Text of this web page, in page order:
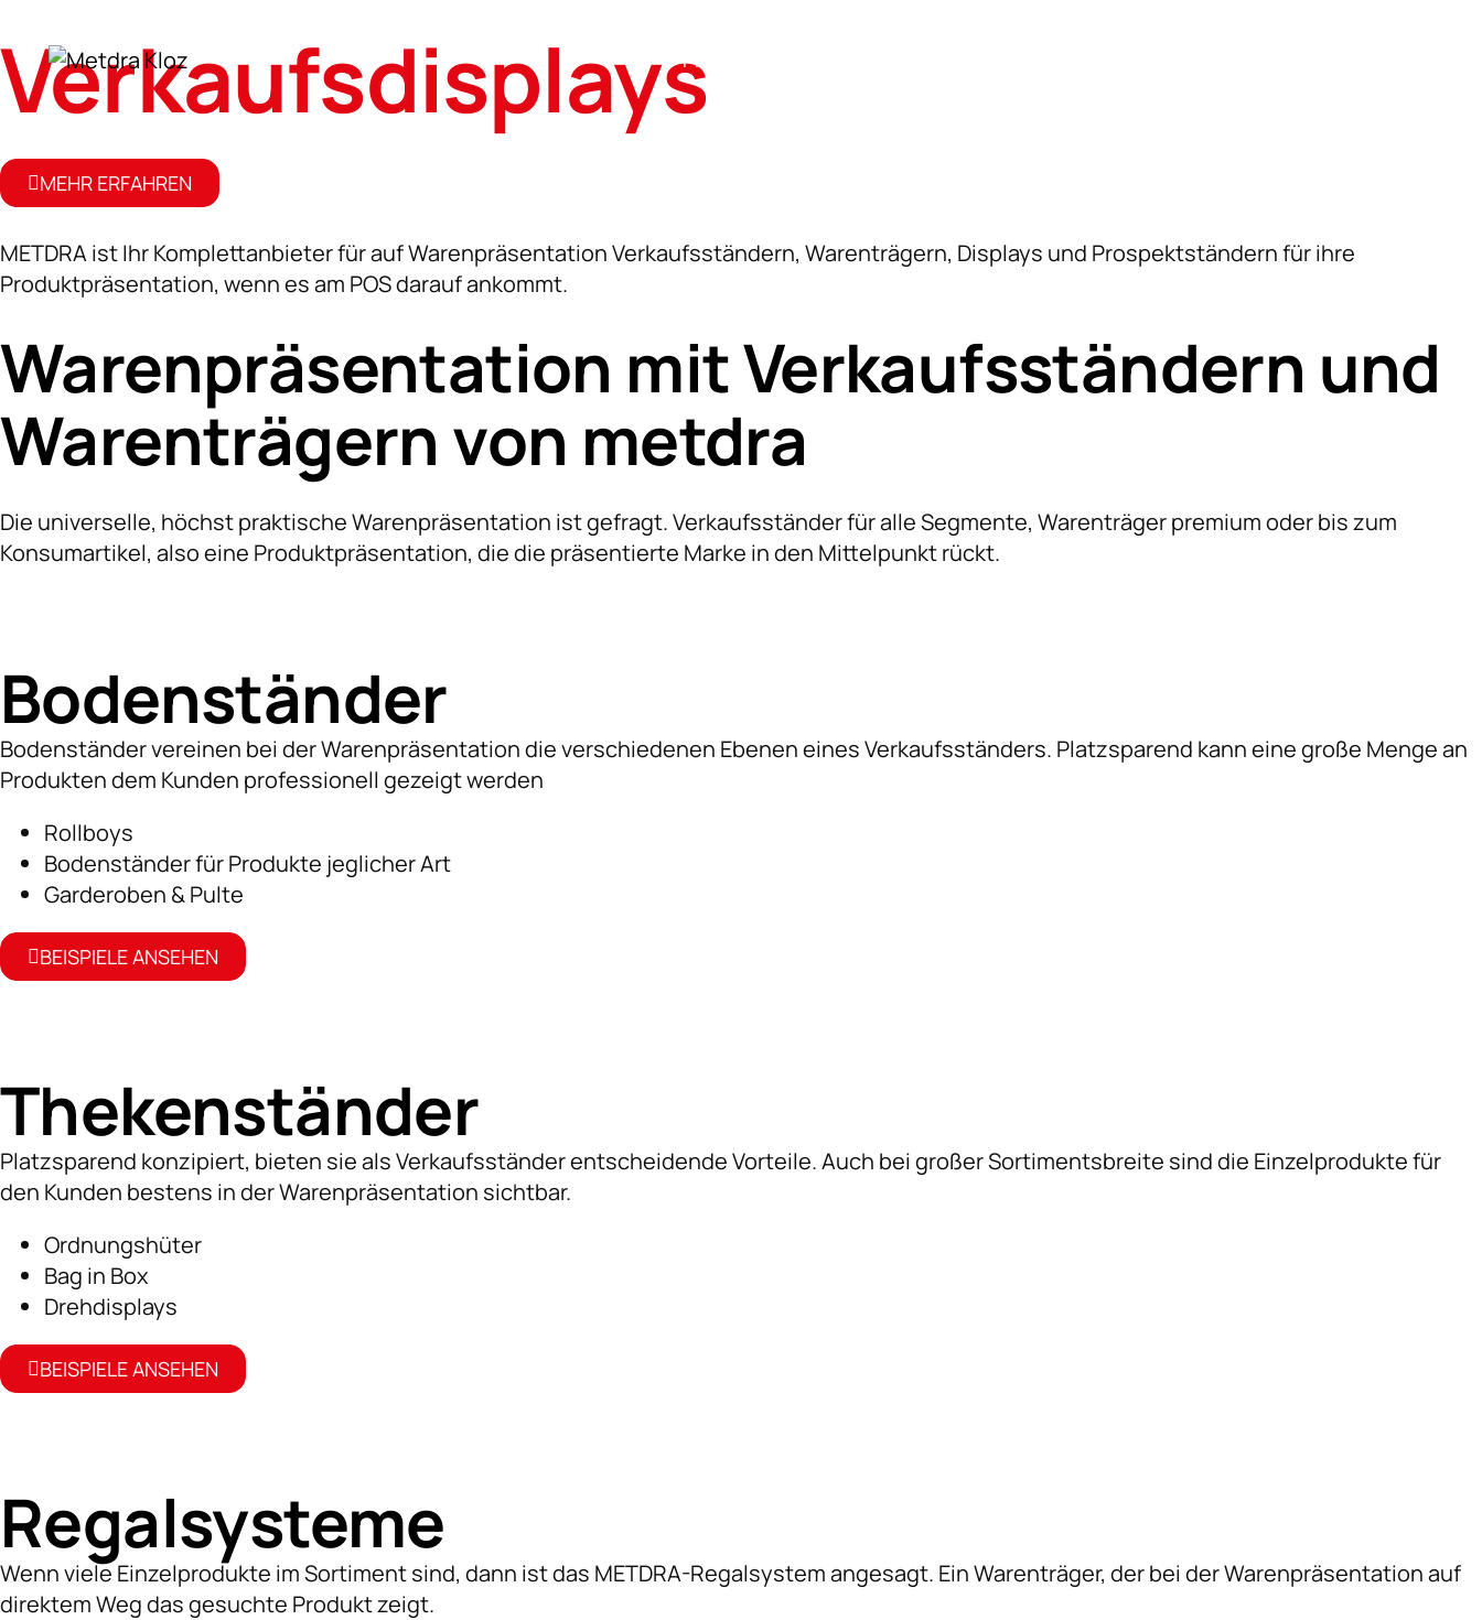
PRODUKTE
Reinigungskörbe & Transportkörbe
KLT-Einsätze
Poller
Regalsysteme
Wirbelsintern
Karriere
Zertifikate & Downloads
KLOZ-Gruppe
Verkaufsdisplays
MEHR ERFAHREN
METDRA ist Ihr Komplettanbieter für auf Warenpräsentation Verkaufsständern, Warenträgern, Displays und Prospektständern für ihre
Produktpräsentation, wenn es am POS darauf ankommt.
Warenpräsentation mit Verkaufsständern und
Warenträgern von metdra
Die universelle, höchst praktische Warenpräsentation ist gefragt. Verkaufsständer für alle Segmente, Warenträger premium oder bis zum
Konsumartikel, also eine Produktpräsentation, die die präsentierte Marke in den Mittelpunkt rückt.
Bodenständer
Bodenständer vereinen bei der Warenpräsentation die verschiedenen Ebenen eines Verkaufsständers. Platzsparend kann eine große Menge an
Produkten dem Kunden professionell gezeigt werden
Rollboys
Bodenständer für Produkte jeglicher Art
Garderoben & Pulte
BEISPIELE ANSEHEN
Thekenständer
Platzsparend konzipiert, bieten sie als Verkaufsständer entscheidende Vorteile. Auch bei großer Sortimentsbreite sind die Einzelprodukte für
den Kunden bestens in der Warenpräsentation sichtbar.
Ordnungshüter
Bag in Box
Drehdisplays
BEISPIELE ANSEHEN
Regalsysteme
Wenn viele Einzelprodukte im Sortiment sind, dann ist das METDRA-Regalsystem angesagt. Ein Warenträger, der bei der Warenpräsentation auf
direktem Weg das gesuchte Produkt zeigt.